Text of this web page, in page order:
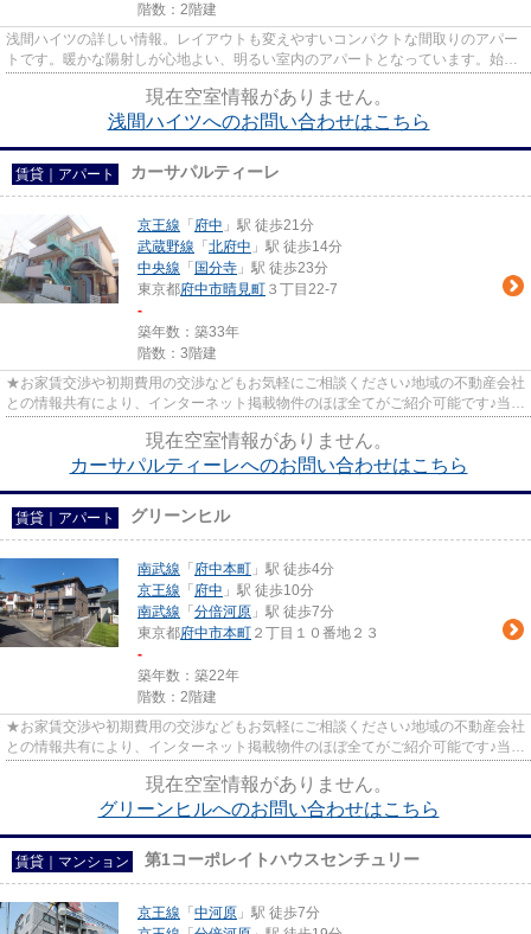
階数：2階建
浅間ハイツの詳しい情報。レイアウトも変えやすいコンパクトな間取りのアパー
トです。暖かな陽射しが心地よい、明るい室内のアパートとなっています。始発
現在空室情報がありません。
浅間ハイツへのお問い合わせはこちら
賃貸｜アパート カーサパルティーレ
京王線 「 府中 」駅 徒歩21分
武蔵野線 「 北府中 」駅 徒歩14分
中央線 「 国分寺 」駅 徒歩23分
東京都府中市晴見町 ３丁目22-7
-
築年数：築33年
階数：3階建
★お家賃交渉や初期費用の交渉などもお気軽にご相談ください♪地域の不動産会社
との情報共有により、インターネット掲載物件のほぼ全てがご紹介可能です♪当店
現在空室情報がありません。
カーサパルティーレへのお問い合わせはこちら
賃貸｜アパート グリーンヒル
南武線 「 府中本町 」駅 徒歩4分
京王線 「 府中 」駅 徒歩10分
南武線 「 分倍河原 」駅 徒歩7分
東京都府中市本町 ２丁目１０番地２３
-
築年数：築22年
階数：2階建
★お家賃交渉や初期費用の交渉などもお気軽にご相談ください♪地域の不動産会社
との情報共有により、インターネット掲載物件のほぼ全てがご紹介可能です♪当店
現在空室情報がありません。
グリーンヒルへのお問い合わせはこちら
賃貸｜マンション 第1コーポレイトハウスセンチュリー
京王線 「 中河原 」駅 徒歩7分